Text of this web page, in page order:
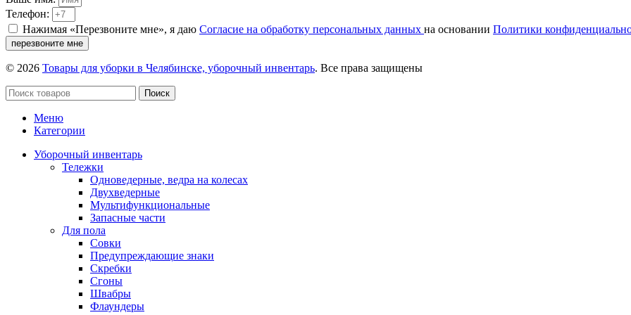
Телефон:
Нажимая «Перезвоните мне», я даю Согласие на обработку персональных данных на основании Политики
перезвоните мне
© 2026 Товары для уборки в Челябинске, уборочный инвентарь. Все права защищены
Поиск
Меню
Категории
Уборочный инвентарь
Тележки
Одноведерные, ведра на колесах
Двухведерные
Мультифункциональные
Запасные части
Для пола
Совки
Предупреждающие знаки
Скребки
Сгоны
Швабры
Флаундеры